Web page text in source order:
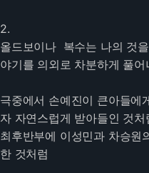
2.
올드보이나 복수는 나의 것
야기를 의외로 차분하게 풀어
극중에서 손예진이 큰아들에
자 자연스럽게 받아들인 것처
최후반부에 이성민과 차승원
한 것처럼